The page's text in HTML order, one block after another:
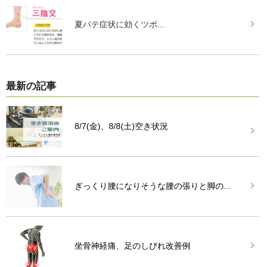
夏バテ症状に効くツボ...
最新の記事
8/7(金)、8/8(土)空き状況
ぎっくり腰になりそうな腰の張りと脚の...
坐骨神経痛、足のしびれ改善例